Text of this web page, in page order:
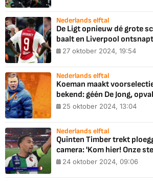
Nederlands elftal
De Ligt opnieuw dé grote
baalt en Liverpool ontsnapt
27 oktober 2024, 19:54
Nederlands elftal
Koeman maakt
bekend: géén De Jong,
25 oktober 2024, 13:04
Nederlands elftal
Quinten Timber trekt
camera: 'Kom hier! Onze
24 oktober 2024, 09:06